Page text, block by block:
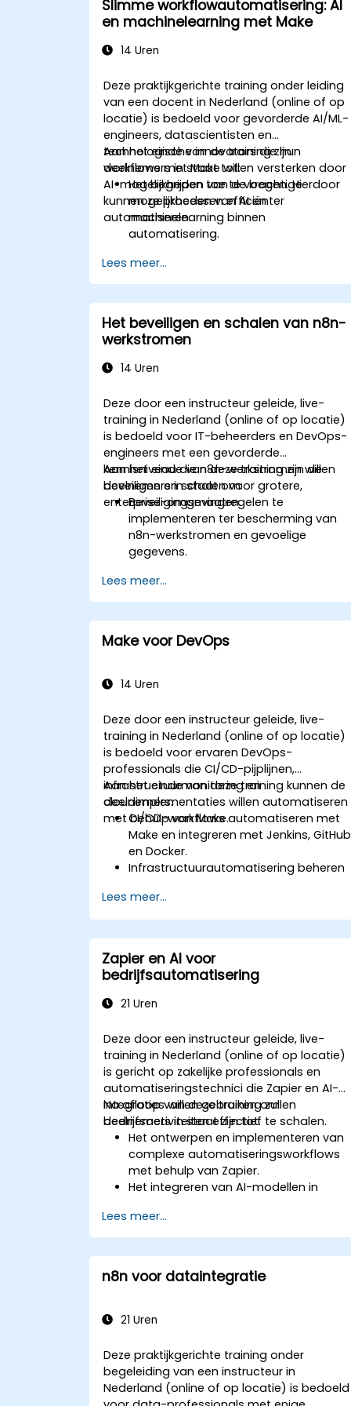
Slimme workflowautomatisering: AI
en machinelearning met Make
14 Uren
Deze praktijkgerichte training onder leiding
van een docent in Nederland (online of op
locatie) is bedoeld voor gevorderde AI/ML-
engineers, datascientisten en
technologische innovators die hun
workflows met Make willen versterken door
AI-mogelijkheden toe te voegen. Hierdoor
kunnen ze processen efficiënter
automatiseren.
Aan het einde van de training zijn
deelnemers in staat tot:
Het begrijpen van de krachtige
mogelijkheden van AI en
machinelearning binnen
automatisering.
Make-workflows via API's.
Het toepassen van sentimentanalyse,
voorspellende modellering en data-
gestuurde besluitvorming.
Het optimaliseren en opschalen van AI-
gebaseerde automatisatieworkflows.
Lees meer...
Het beveiligen en schalen van n8n-
werkstromen
14 Uren
Deze door een instructeur geleide, live-
training in Nederland (online of op locatie)
is bedoeld voor IT-beheerders en DevOps-
engineers met een gevorderde
kennisniveau die n8n-werkstromen willen
beveiligen en schalen voor grotere,
enterprise-omgevingen.
Aan het einde van deze training zijn de
deelnemers in staat om:
Beveiligingsmaatregelen te
implementeren ter bescherming van
n8n-werkstromen en gevoelige
gegevens.
voor n8n te configureren.
De prestaties en betrouwbaarheid van
n8n te optimaliseren bij grote
schaalautomatisering.
Gewone schalingsproblemen in n8n-
lossen.
Lees meer...
Make voor DevOps
14 Uren
Deze door een instructeur geleide, live-
training in Nederland (online of op locatie)
is bedoeld voor ervaren DevOps-
professionals die CI/CD-pijplijnen,
infrastructuurmonitoring en
cloudimplementaties willen automatiseren
met behulp van Make.
Aan het einde van deze training kunnen de
deelnemers:
CI/CD-workflows automatiseren met
Make en integreren met Jenkins, GitHub
en Docker.
Infrastructuurautomatisering beheren
van cloudresources.
Efficiënte workflowautomatisering
implementatie, testing en strategieën
ter herstel na fouten.
Infrastructuurorchestratie
optimaliseren via Make’s
Lees meer...
Zapier en AI voor
bedrijfsautomatisering
21 Uren
Deze door een instructeur geleide, live-
training in Nederland (online of op locatie)
is gericht op zakelijke professionals en
automatiseringstechnici die Zapier en AI-
integraties willen gebruiken om
bedrijfsactiviteiten effectief te schalen.
Na afloop van deze training zullen
deelnemers in staat zijn tot:
Het ontwerpen en implementeren van
complexe automatiseringsworkflows
met behulp van Zapier.
Het integreren van AI-modellen in
inzichten te verkrijgen.
Het optimaliseren van operaties door
het automatiseren van taken op
meerdere platformen.
Het monitoren en oplossen van
workflows voor voortdurende
Lees meer...
n8n voor dataintegratie
21 Uren
Deze praktijkgerichte training onder
begeleiding van een instructeur in
Nederland (online of op locatie) is bedoeld